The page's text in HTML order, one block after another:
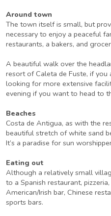
Around town
The town itself is small, but
necessary to enjoy a peaceful
restaurants, a bakers, and
A beautiful walk over the
resort of Caleta de Fuste, if you
looking for more extensive
evening if you want to head to
Beaches
Costa de Antigua, as with the
beautiful stretch of white sand
It’s a paradise for sun
Eating out
Although a relatively small
to a Spanish restaurant, pizzeria,
American/Irish bar, Chinese
sports bars.